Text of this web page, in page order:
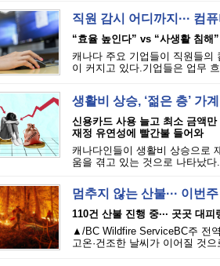
직원 감시 어디까지··· 컴
“효율 높인다” vs “사생활 침해”
캐나다 주요 기업들이 직원들의
이 커지고 있다.기업들은 업무
생활비 상승, ‘젊은 층’ 가
신용카드 사용 늘고 최소 금액만
재정 유연성에 빨간불 들어와
캐나다인들이 생활비 상승으로
움을 겪고 있는 것으로 나타났
멈추지 않는 산불··· 이번
110건 산불 진행 중··· 곳곳 대피
▲/BC Wildfire ServiceBC주 전
고온·건조한 날씨가 이어질 것